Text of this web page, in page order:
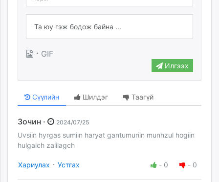
· GIF
Илгээх
Сүүлийн Шилдэг Таагүй
Зочин · 2024/07/25
Uvsiin hyrgas sumiin haryat gantumuriin munhzul hogiin
hulgaich zalilagch
Хариулах · Устгах - 0 - 0